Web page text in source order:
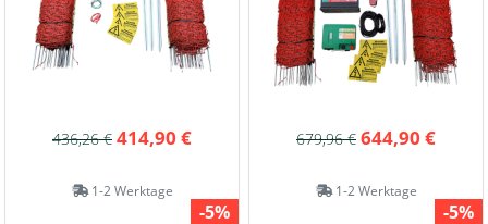
436,26 € 414,90 €
1-2 Werktage
-5%
679,96 € 644,90 €
1-2 Werktage
-5%